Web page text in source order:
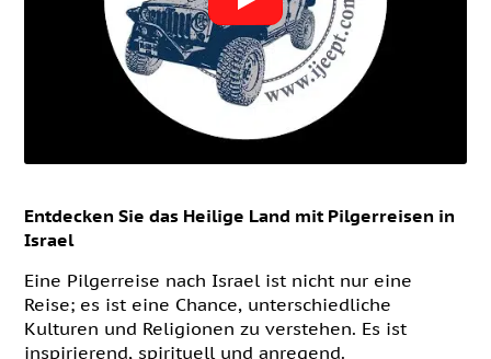
Entdecken Sie das Heilige Land mit Pilgerreisen in
Israel
Eine Pilgerreise nach Israel ist nicht nur eine
Reise; es ist eine Chance, unterschiedliche
Kulturen und Religionen zu verstehen. Es ist
inspirierend, spirituell und anregend.